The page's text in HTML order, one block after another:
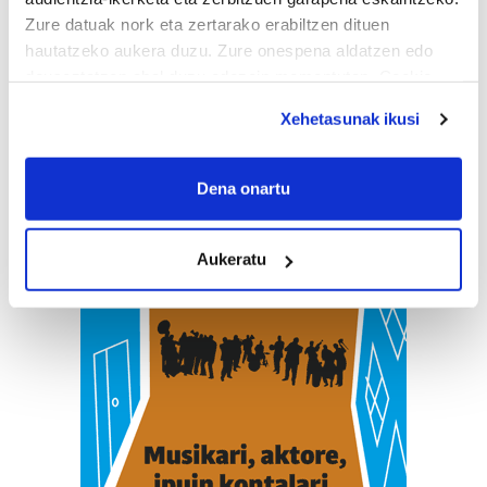
Zure datuak nork eta zertarako erabiltzen dituen
hautatzeko aukera duzu. Zure onespena aldatzen edo
If you allow, we would also like to:
Collect information about your geographical
Identify your device by actively scanning it for
specific characteristics (fingerprinting)
Find out more about how your personal data is processed
and set your preferences in the details section
Guk eta gure bazkideek zure datu pertsonalak
prozesatzen ditugu, zure IP zenbakia, besteak beste,
teknologia erabiliz, cookieak adibidez, iragarki eta eduki
pertsonalizatuak eskaintzeko, iragarkiak eta edukia
Xehetasunak ikusi
Dena onartu
Aukeratu